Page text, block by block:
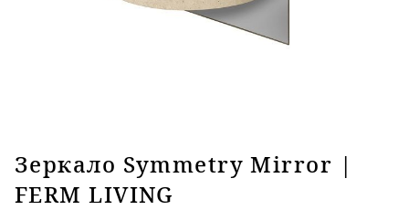
Зеркало Symmetry Mirror |
FERM LIVING